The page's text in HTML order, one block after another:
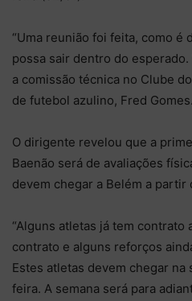
“Uma reunião foi feita, como é
possa sair dentro do
a comissão técnica no Clube
de futebol azulino, Fred Gomes.
O dirigente revelou que a
Baenão será de avaliações
devem chegar a Belém a
“Alguns atletas já tem
contrato e alguns reforços
Estes atletas devem chegar
feira. A semana será para